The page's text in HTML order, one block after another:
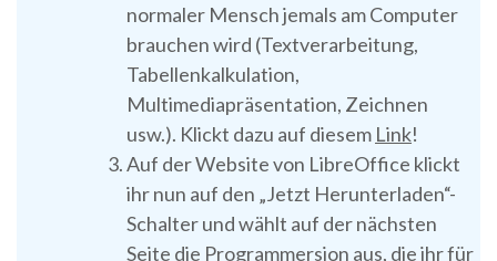
normaler Mensch jemals am Computer
brauchen wird (Textverarbeitung,
Tabellenkalkulation,
Multimediapräsentation, Zeichnen
usw.). Klickt dazu auf diesem Link!
Auf der Website von LibreOffice klickt
ihr nun auf den „Jetzt Herunterladen“-
Schalter und wählt auf der nächsten
Seite die Programmersion aus, die ihr für